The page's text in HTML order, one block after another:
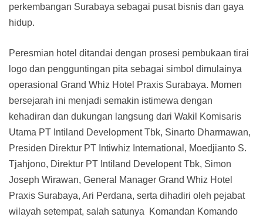
perkembangan Surabaya sebagai pusat bisnis dan gaya
hidup.
Peresmian hotel ditandai dengan prosesi pembukaan tirai
logo dan pengguntingan pita sebagai simbol dimulainya
operasional Grand Whiz Hotel Praxis Surabaya. Momen
bersejarah ini menjadi semakin istimewa dengan
kehadiran dan dukungan langsung dari Wakil Komisaris
Utama PT Intiland Development Tbk, Sinarto Dharmawan,
Presiden Direktur PT Intiwhiz International, Moedjianto S.
Tjahjono, Direktur PT Intiland Developent Tbk, Simon
Joseph Wirawan, General Manager Grand Whiz Hotel
Praxis Surabaya, Ari Perdana, serta dihadiri oleh pejabat
wilayah setempat, salah satunya Komandan Komando